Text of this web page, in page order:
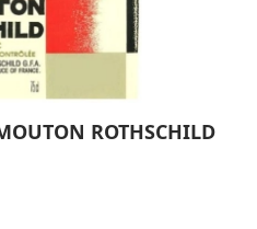
ROTHSCHILD